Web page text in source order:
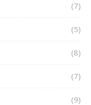
(7)
(5)
(8)
(7)
(9)